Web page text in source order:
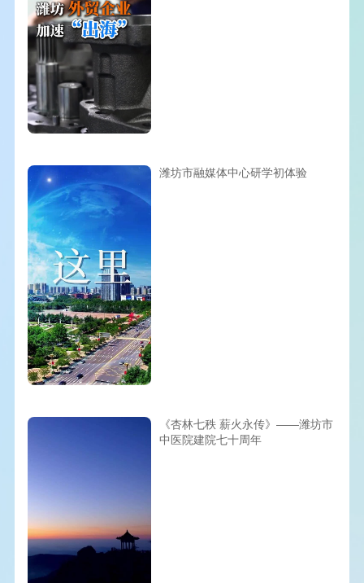
潍坊市融媒体中心研学初体验
《杏林七秩 薪火永传》——潍坊市
中医院建院七十周年